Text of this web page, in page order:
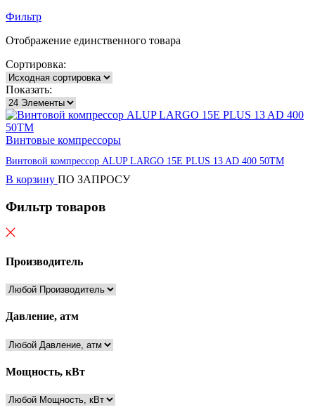
Фильтр
Отображение единственного товара
Сортировка:
Показать:
Винтовые компрессоры
Винтовой компрессор ALUP LARGO 15E PLUS 13 AD 400 50TM
В корзину ПО ЗАПРОСУ
Фильтр товаров
Производитель
Давление, атм
Мощность, кВт